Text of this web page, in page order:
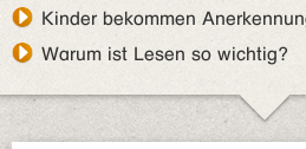
Kinder bekommen
Warum ist Lesen so wichtig?